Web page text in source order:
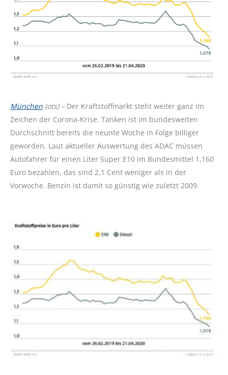
München (ots) – Der Kraftstoffmarkt steht weiter ganz im
Zeichen der Corona-Krise. Tanken ist im bundesweiten
Durchschnitt bereits die neunte Woche in Folge billiger
geworden. Laut aktueller Auswertung des ADAC müssen
Autofahrer für einen Liter Super E10 im Bundesmittel 1,160
Euro bezahlen, das sind 2,1 Cent weniger als in der
Vorwoche. Benzin ist damit so günstig wie zuletzt 2009.